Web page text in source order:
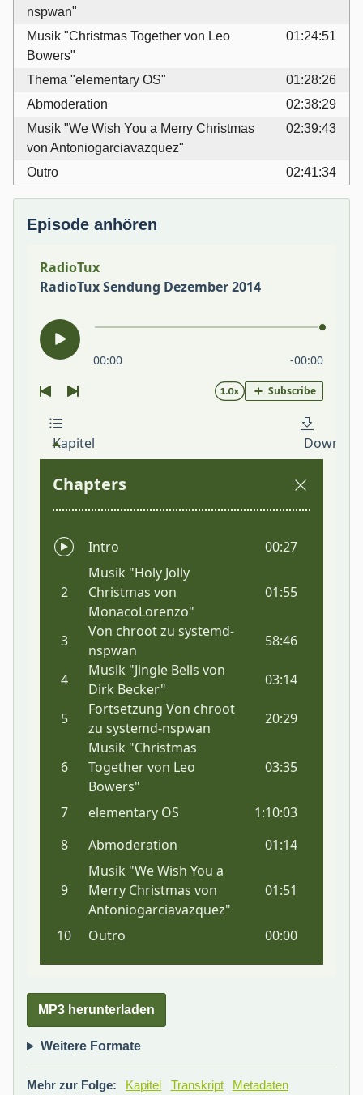
nspwan"
Musik "Christmas Together von Leo
Bowers"
01:24:51
Thema "elementary OS"
01:28:26
Abmoderation
02:38:29
Musik "We Wish You a Merry Christmas
von Antoniogarciavazquez"
02:39:43
Outro 02:41:34
Episode anhören
MP3 herunterladen
Weitere Formate
Mehr zur Folge: Kapitel Transkript Metadaten